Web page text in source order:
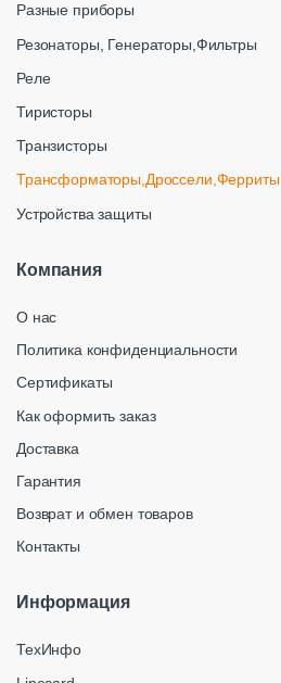
Разные приборы
Резонаторы, Генераторы,Фильтры
Реле
Тиристоры
Транзисторы
Трансформаторы,Дроссели,Ферриты
Устройства защиты
Компания
О нас
Политика конфиденциальности
Сертификаты
Как оформить заказ
Доставка
Гарантия
Возврат и обмен товаров
Контакты
Информация
ТехИнфо